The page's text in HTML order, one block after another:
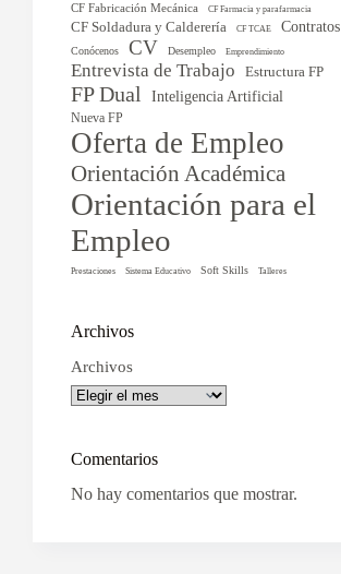
CF Fabricación Mecánica CF Farmacia y parafarmacia
CF Soldadura y Calderería CF TCAE Contratos
Conócenos CV Desempleo Emprendimiento
Entrevista de Trabajo Estructura FP
FP Dual Inteligencia Artificial
Nueva FP
Oferta de Empleo
Orientación Académica
Orientación para el
Empleo
Prestaciones Sistema Educativo Soft Skills Talleres
Archivos
Archivos
Comentarios
No hay comentarios que mostrar.